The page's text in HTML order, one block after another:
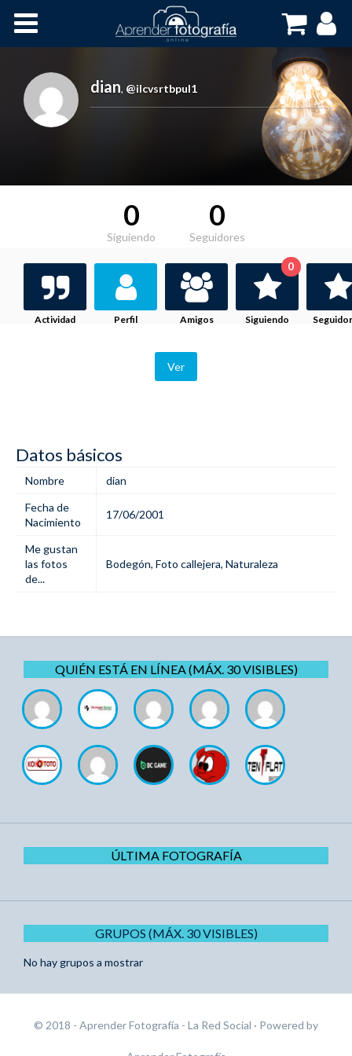
Cursos OnLine
dian, @ilcvsrtbpul1
0
Siguiendo
0
Seguidores
Actividad Perfil Amigos Siguiendo
0
Ver
Datos básicos
Nombre
dian
Fecha de
Nacimiento
17/06/2001
Me gustan
las fotos
de...
Bodegón, Foto callejera, Naturaleza
QUIÉN ESTÁ EN LÍNEA (MÁX. 30 VISIBLES)
ÚLTIMA FOTOGRAFÍA
GRUPOS (MÁX. 30 VISIBLES)
No hay grupos a mostrar
© 2018 - Aprender Fotografía - La Red Social · Powered by